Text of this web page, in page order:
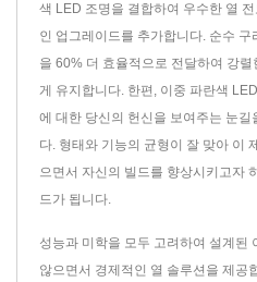
색 LED 조명을 결합하여 우수한 열
인 업그레이드를 추가합니다. 순수
을 60% 더 효율적으로 전달하여 강
게 유지합니다. 한편, 이중 파란색
에 대한 당신의 헌신을 보여주는 눈길
다. 형태와 기능의 균형이 잘 맞아 이
으면서 자신의 빌드를 향상시키고자
드가 됩니다.
성능과 미학을 모두 고려하여 설계된
않으면서 경제적인 열 솔루션을 제공